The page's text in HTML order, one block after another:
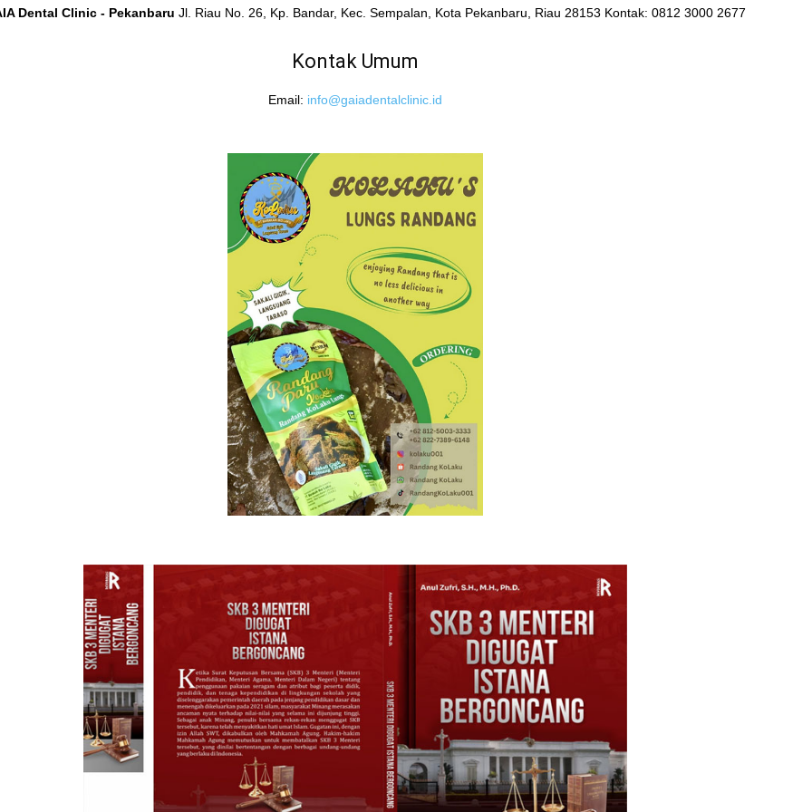
Dental Clinic - Pekanbaru Jl. Riau No. 26, Kp. Bandar, Kec. Sempalan, Kota Pekanbaru, Riau 28153 Kontak: 0812 3000 2677
Kontak Umum
Email: info@gaiadentalclinic.id